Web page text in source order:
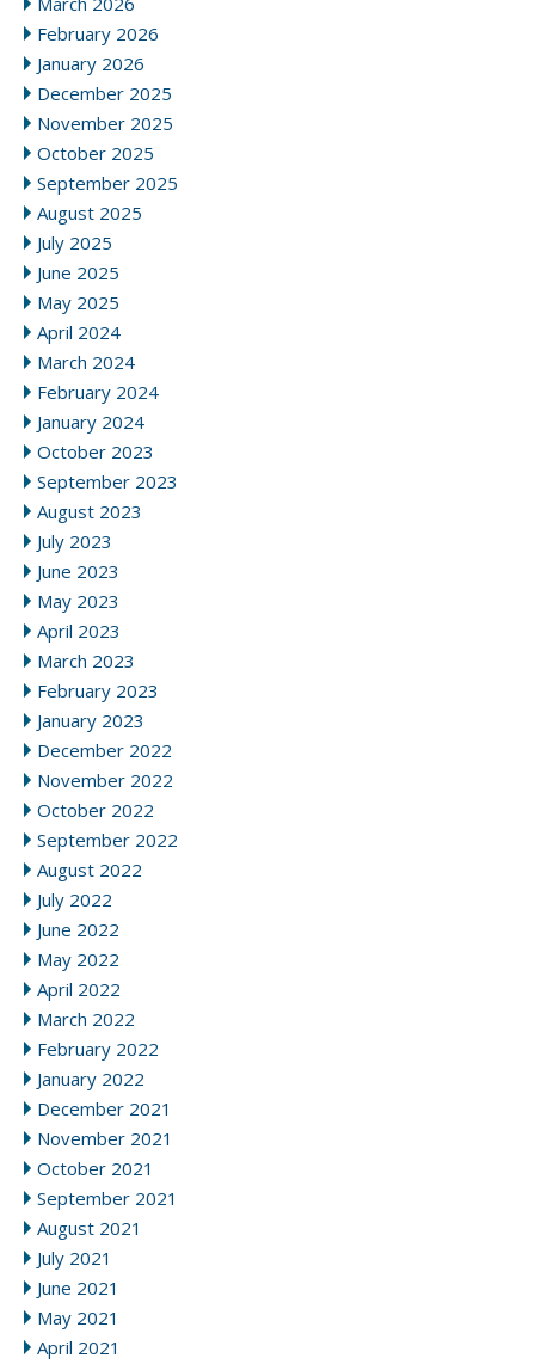
February 2026
January 2026
December 2025
November 2025
October 2025
September 2025
August 2025
July 2025
June 2025
May 2025
April 2024
March 2024
February 2024
January 2024
October 2023
September 2023
August 2023
July 2023
June 2023
May 2023
April 2023
March 2023
February 2023
January 2023
December 2022
November 2022
October 2022
September 2022
August 2022
July 2022
June 2022
May 2022
April 2022
March 2022
February 2022
January 2022
December 2021
November 2021
October 2021
September 2021
August 2021
July 2021
June 2021
May 2021
April 2021